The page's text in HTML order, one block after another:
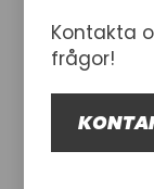
Kontakta
frågor!